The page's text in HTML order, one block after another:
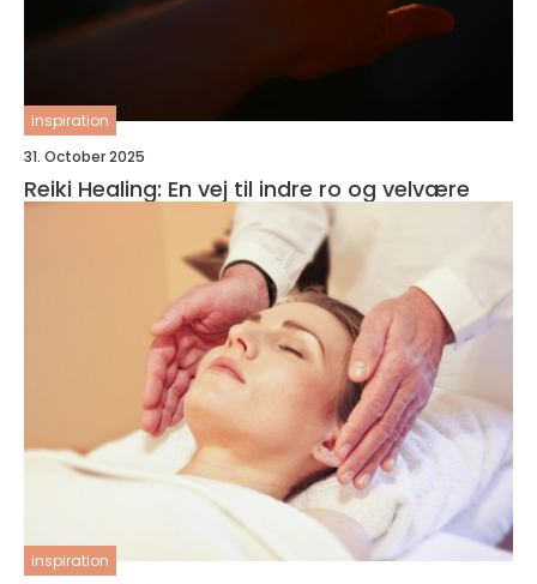
inspiration
31. October 2025
Reiki Healing: En vej til indre ro og velvære
inspiration